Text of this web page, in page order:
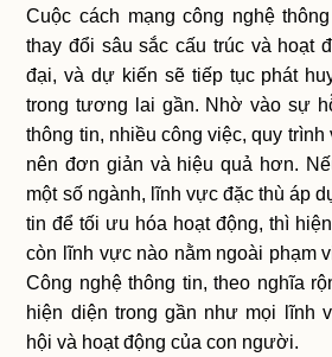
Cuộc cách mạng công nghệ
thay đổi sâu sắc cấu trúc và hoạt
đại, và dự kiến sẽ tiếp tục phát
trong tương lai gần. Nhờ vào sự
thông tin, nhiều công việc, quy
nên đơn giản và hiệu quả hơn.
một số ngành, lĩnh vực đặc thù áp
tin để tối ưu hóa hoạt động, thì
còn lĩnh vực nào nằm ngoài phạm
Công nghệ thông tin, theo nghĩa
hiện diện trong gần như mọi lĩnh
hội và hoạt động của con người.